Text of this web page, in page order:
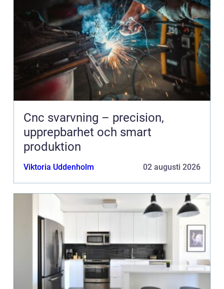
Cnc svarvning – precision,
upprepbarhet och smart
produktion
Viktoria Uddenholm 02 augusti 2026